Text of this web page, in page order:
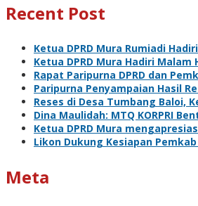
Recent Post
Ketua DPRD Mura Rumiadi
Ketua DPRD Mura Hadiri
Rapat Paripurna DPRD dan
Paripurna Penyampaian Hasil
Reses di Desa Tumbang Baloi,
Dina Maulidah: MTQ KORPRI
Ketua DPRD Mura
Likon Dukung Kesiapan
Meta